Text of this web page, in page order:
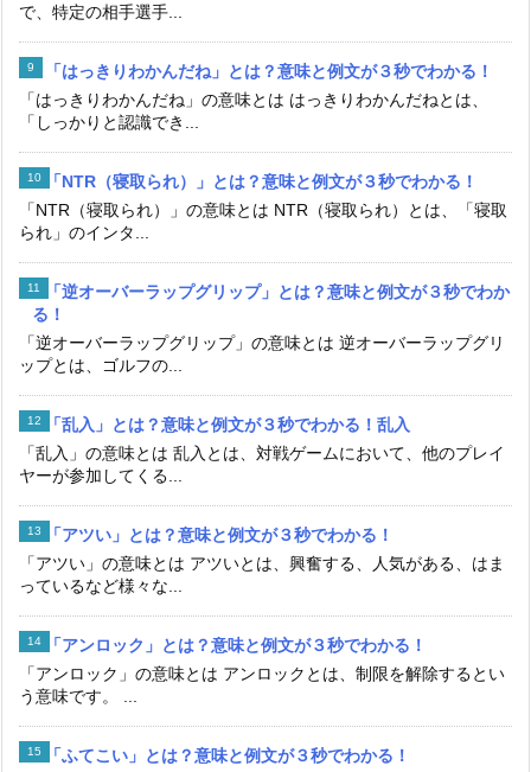
で、特定の相手選手...
「はっきりわかんだね」とは？意味と例文が３秒でわかる！
「はっきりわかんだね」の意味とは はっきりわかんだねとは、
「しっかりと認識でき...
「NTR（寝取られ）」とは？意味と例文が３秒でわかる！
「NTR（寝取られ）」の意味とは NTR（寝取られ）とは、「寝取
られ」のインタ...
「逆オーバーラップグリップ」とは？意味と例文が３秒でわか
る！
「逆オーバーラップグリップ」の意味とは 逆オーバーラップグリ
ップとは、ゴルフの...
「乱入」とは？意味と例文が３秒でわかる！乱入
「乱入」の意味とは 乱入とは、対戦ゲームにおいて、他のプレイ
ヤーが参加してくる...
「アツい」とは？意味と例文が３秒でわかる！
「アツい」の意味とは アツいとは、興奮する、人気がある、はま
っているなど様々な...
「アンロック」とは？意味と例文が３秒でわかる！
「アンロック」の意味とは アンロックとは、制限を解除するとい
う意味です。 ...
「ふてこい」とは？意味と例文が３秒でわかる！